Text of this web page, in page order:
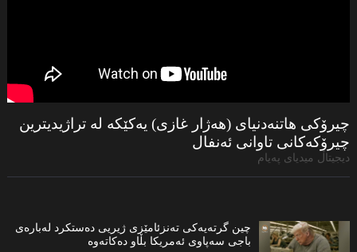
چیرۆكی هاتنەدنیای (هەژار غازی) یەكێكە لە تراژیدیترین
چیرۆكەكانی تاوانى ئەنفال
دیجیتاڵ میدیاى پەیام
چین گرتەیەكی تەنزئامێزی ژیریی دەستكرد لەبارەی
باجی سەپاوی ئەمریكا بڵاو دەكاتەوە